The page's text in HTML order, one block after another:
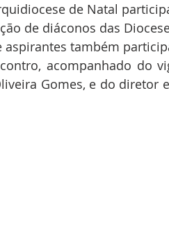
de Natal
de diáconos das
aspirantes também
acompanhado do
Gomes, e do diretor